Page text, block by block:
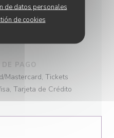
de datos personales
de cookies
PAGO
Mastercard, Tickets
Tarjeta de Crédito